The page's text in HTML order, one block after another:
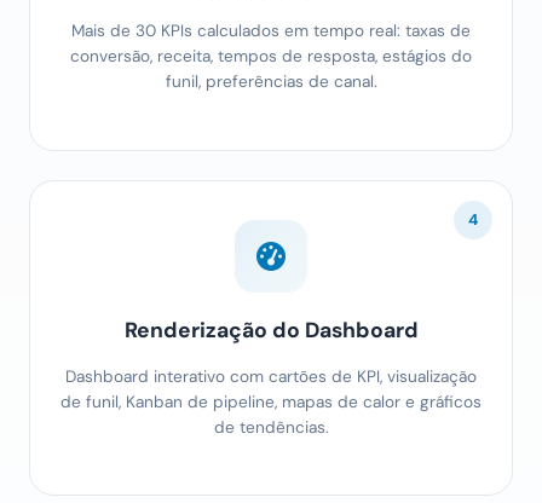
Mais de 30 KPIs calculados em tempo real: taxas de
conversão, receita, tempos de resposta, estágios do
funil, preferências de canal.
4
Renderização do Dashboard
Dashboard interativo com cartões de KPI, visualização
de funil, Kanban de pipeline, mapas de calor e gráficos
de tendências.